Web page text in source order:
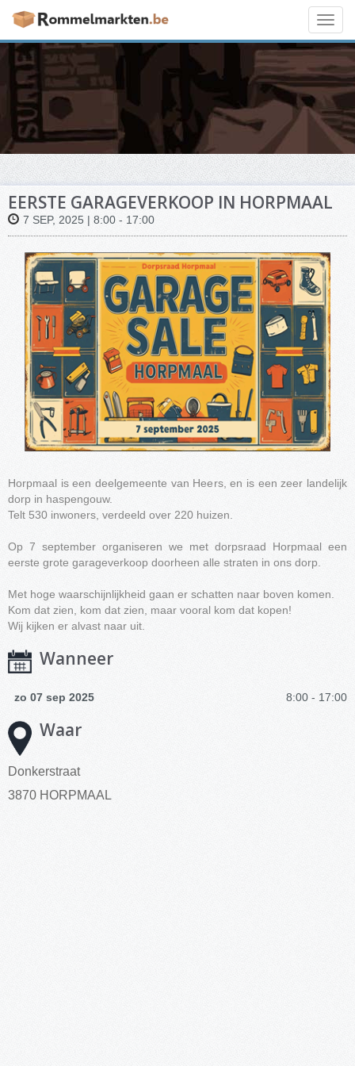
EERSTE GARAGEVERKOOP IN HORPMAAL
7 SEP, 2025 | 8:00 - 17:00
Horpmaal is een deelgemeente van Heers, en is een zeer landelijk
dorp in haspengouw.
Telt 530 inwoners, verdeeld over 220 huizen.
Op 7 september organiseren we met dorpsraad Horpmaal een
eerste grote garageverkoop doorheen alle straten in ons dorp.
Met hoge waarschijnlijkheid gaan er schatten naar boven komen.
Kom dat zien, kom dat zien, maar vooral kom dat kopen!
Wij kijken er alvast naar uit.
Wanneer
zo 07 sep 2025 8:00 - 17:00
Waar
Donkerstraat
3870 HORPMAAL